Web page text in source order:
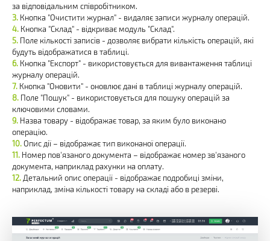
за відповідальним співробітником.
Кнопка "Очистити журнал" - видаляє записи журналу операцій.
Кнопка "Склад" - відкриває модуль "Склад".
Поле кількості записів - дозволяє вибрати кількість операцій, які
будуть відображатися в таблиці.
Кнопка "Експорт" - використовується для вивантаження таблиці
журналу операцій.
Кнопка "Оновити" - оновлює дані в таблиці журналу операцій.
Поле "Пошук" - використовується для пошуку операцій за
ключовими словами.
Назва товару - відображає товар, за яким було виконано
операцію.
Опис дії – відображає тип виконаної операції.
Номер пов'язаного документа – відображає номер зв'язаного
документа, наприклад рахунки на оплату.
Детальний опис операції - відображає подробиці зміни,
наприклад, зміна кількості товару на складі або в резерві.